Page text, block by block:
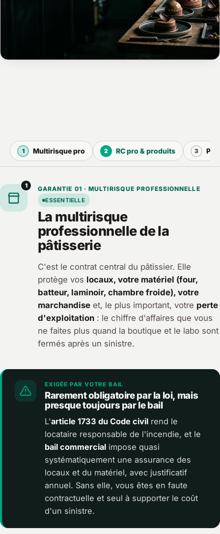
1 GARANTIE 01 · MULTIRISQUE PROFESSIONNELLE
ESSENTIELLE
La multirisque
professionnelle de la
pâtisserie
C'est le contrat central du pâtissier. Elle
protège vos locaux, votre matériel (four,
batteur, laminoir, chambre froide), votre
marchandiseet, le plus important, votre perte
d'exploitation: le chiffre d'affaires que vous
ne faites plus quand la boutique et le labo sont
fermés après un sinistre.
EXIGÉE PAR VOTRE BAIL
Rarement obligatoire par la loi, mais
presque toujours par le bail
L'article 1733 du Code civil rend le
locataire responsable de l'incendie, et le
bail commercial impose quasi
systématiquement une assurance des
locaux et du matériel, avec justificatif
annuel. Sans elle, vous êtes en faute
contractuelle et seul à supporter le coût
d'un sinistre.
1 Multirisque pro 2 RC pro & produits 3